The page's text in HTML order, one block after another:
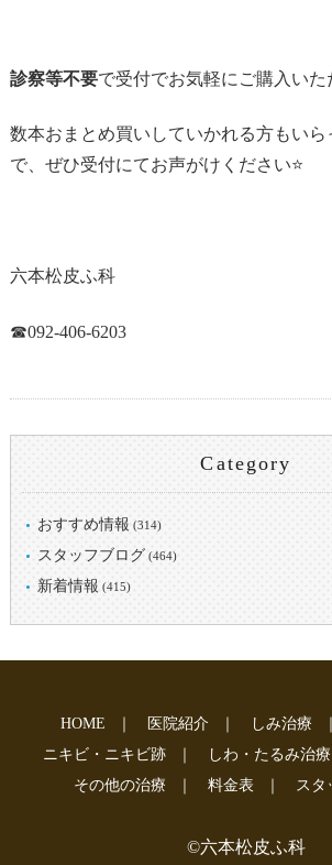
診察等不要で受付でお気軽にご購入い
数本おまとめ買いしていかれる方もい
で、ぜひ受付にてお声がけください⭐
六本松皮ふ科
☎092-406-6203
Category
おすすめ情報 (314)
スタッフブログ (464)
新着情報 (415)
HOME 医院紹介 しみ治療
ニキビ・ニキビ跡
しわ・たるみ治療
その他の治療
料金表 スタ
©六本松皮ふ科